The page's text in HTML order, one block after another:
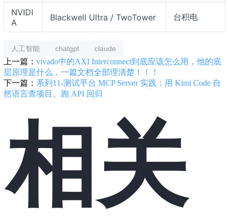
NVIDI
A
Blackwell Ultra / TwoTower 台积电
人工智能 chatgpt claude
上一篇： vivado中的AXI Interconnect到底应该怎么用，他的底
层原理是什么，一篇文档全部理清楚！！！
下一篇： 系列11-测试平台 MCP Server 实践：用 Kimi Code 自
然语言查项目、跑 API 回归
相关